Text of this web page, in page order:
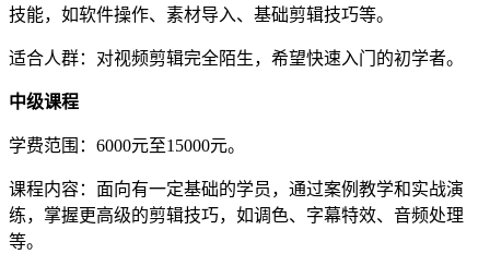
技能，如软件操作、素材导入、基础剪辑技巧等。
适合人群：对视频剪辑完全陌生，希望快速入门的初学者。
中级课程
学费范围：6000元至15000元。
课程内容：面向有一定基础的学员，通过案例教学和实战演
练，掌握更高级的剪辑技巧，如调色、字幕特效、音频处理
等。